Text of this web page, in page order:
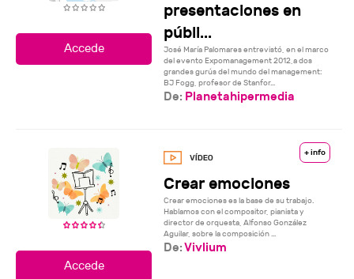
presentaciones en
públi...
José María Palomares entrevistó, en el marco
del evento Expomanagement 2012,a dos
grandes gurús del mundo del management:
BJ Fogg, profesor de Stanfor...
De: Planetahipermedia
+ info
Crear emociones
Crear emociones es la base de su trabajo.
Hablamos con el compositor, pianista y
director de orquesta, Alfonso González
Aguilar, sobre la composición ...
De:Vivlium